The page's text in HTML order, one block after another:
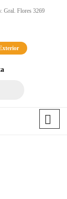
Gral. Flores 3269